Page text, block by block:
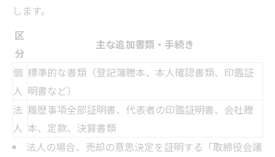
します。
区
分
主な追加書類・手続き
個
人
標準的な書類（登記簿謄本、本人確認書類、印鑑証
明書など）
法
人
履歴事項全部証明書、代表者の印鑑証明書、会社謄
本、定款、決算書類
法人の場合、売却の意思決定を証明する「取締役会議